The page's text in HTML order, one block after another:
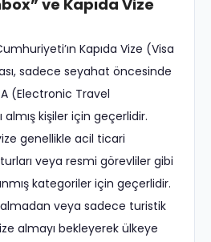
ve Kapıda Vize
Kapıda Vize (Visa
sadece seyahat öncesinde
(Electronic Travel
kişiler için geçerlidir.
genellikle acil ticari
veya resmi görevliler gibi
kategoriler için geçerlidir.
veya sadece turistik
almayı bekleyerek ülkeye